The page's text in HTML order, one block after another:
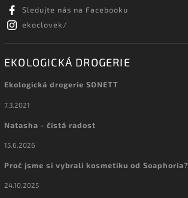
Sledujte nás na Facebooku
ekoclovek/
EKOLOGICKÁ DROGERIE
Ekologická drogerie SONETT
7.3.2021
Natasha - čistá radost
15.6.2026
Proč jsme si vybrali kosmetiku od Soaphoria?
24.10.2025